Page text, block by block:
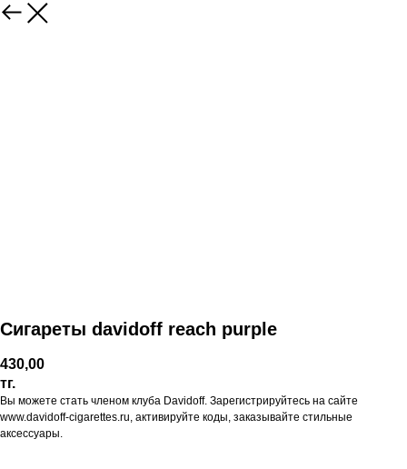
Сигареты davidoff reach purple
430,00
тг.
Вы можете стать членом клуба Davidoff. Зарегистрируйтесь на сайте
www.davidoff-cigarettes.ru, активируйте коды, заказывайте стильные
аксессуары.